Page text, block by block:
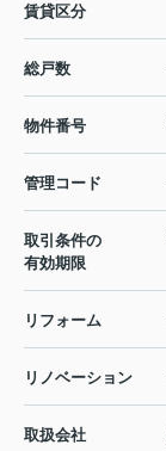
賃貸区分
総戸数
物件番号
管理コード
取引条件の
有効期限
リフォーム
リノベーション
取扱会社